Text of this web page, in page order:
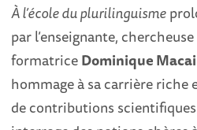
À l’école du plurilinguisme
par l’enseignante,
formatriceDominique
hommage à sa carrière riche
de contributions